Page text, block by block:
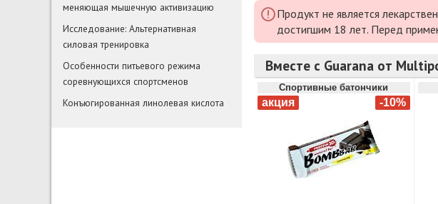
Продукт не является
достигшим 18 лет. Перед
Вместе с Guarana от
Спортивные батончики
меняющая мышечную активизацию
Исследование: Альтернативная
силовая тренировка
Особенности питьевого режима
соревнующихся спортсменов
Конъюгированная линолевая кислота